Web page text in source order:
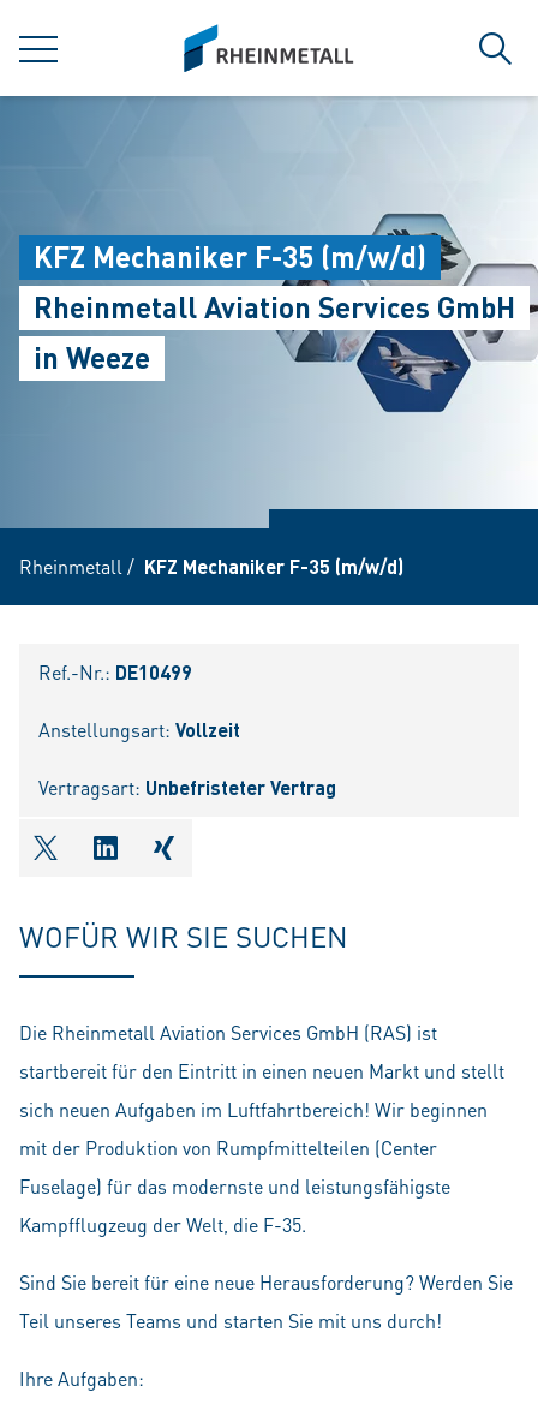
MENÜ
siteLogo
KFZ Mechaniker F-35 (m/w/d)
Rheinmetall Aviation Services GmbH
in Weeze
Rheinmetall / KFZ Mechaniker F-35 (m/w/d)
Ref.-Nr.: DE10499
Anstellungsart: Vollzeit
Vertragsart: Unbefristeter Vertrag
shareOntwitter
shareOnlinkedIn
shareOnxing
WOFÜR WIR SIE SUCHEN
Die Rheinmetall Aviation Services GmbH (RAS) ist
startbereit für den Eintritt in einen neuen Markt und stellt
sich neuen Aufgaben im Luftfahrtbereich! Wir beginnen
mit der Produktion von Rumpfmittelteilen (Center
Fuselage) für das modernste und leistungsfähigste
Kampfflugzeug der Welt, die F-35.
Sind Sie bereit für eine neue Herausforderung? Werden Sie
Teil unseres Teams und starten Sie mit uns durch!
Ihre Aufgaben: